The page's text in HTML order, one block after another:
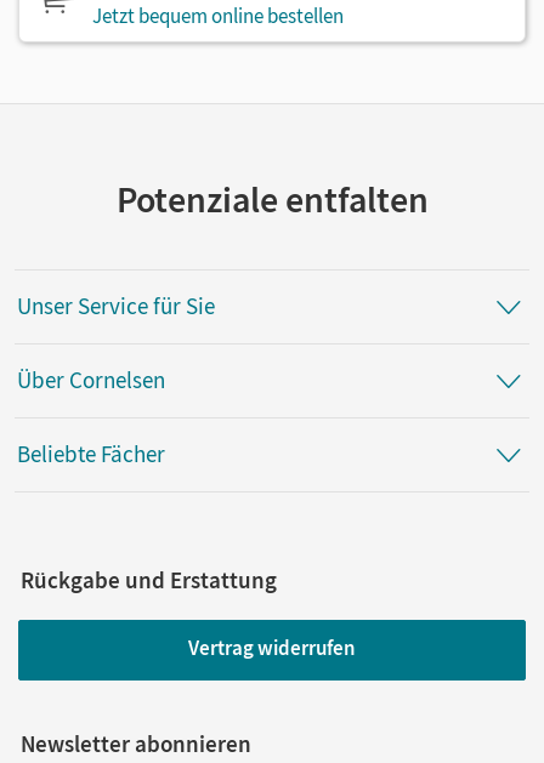
Jetzt bequem online bestellen
Potenziale entfalten
Unser Service für Sie
Über Cornelsen
Beliebte Fächer
Rückgabe und Erstattung
Vertrag widerrufen
Newsletter abonnieren